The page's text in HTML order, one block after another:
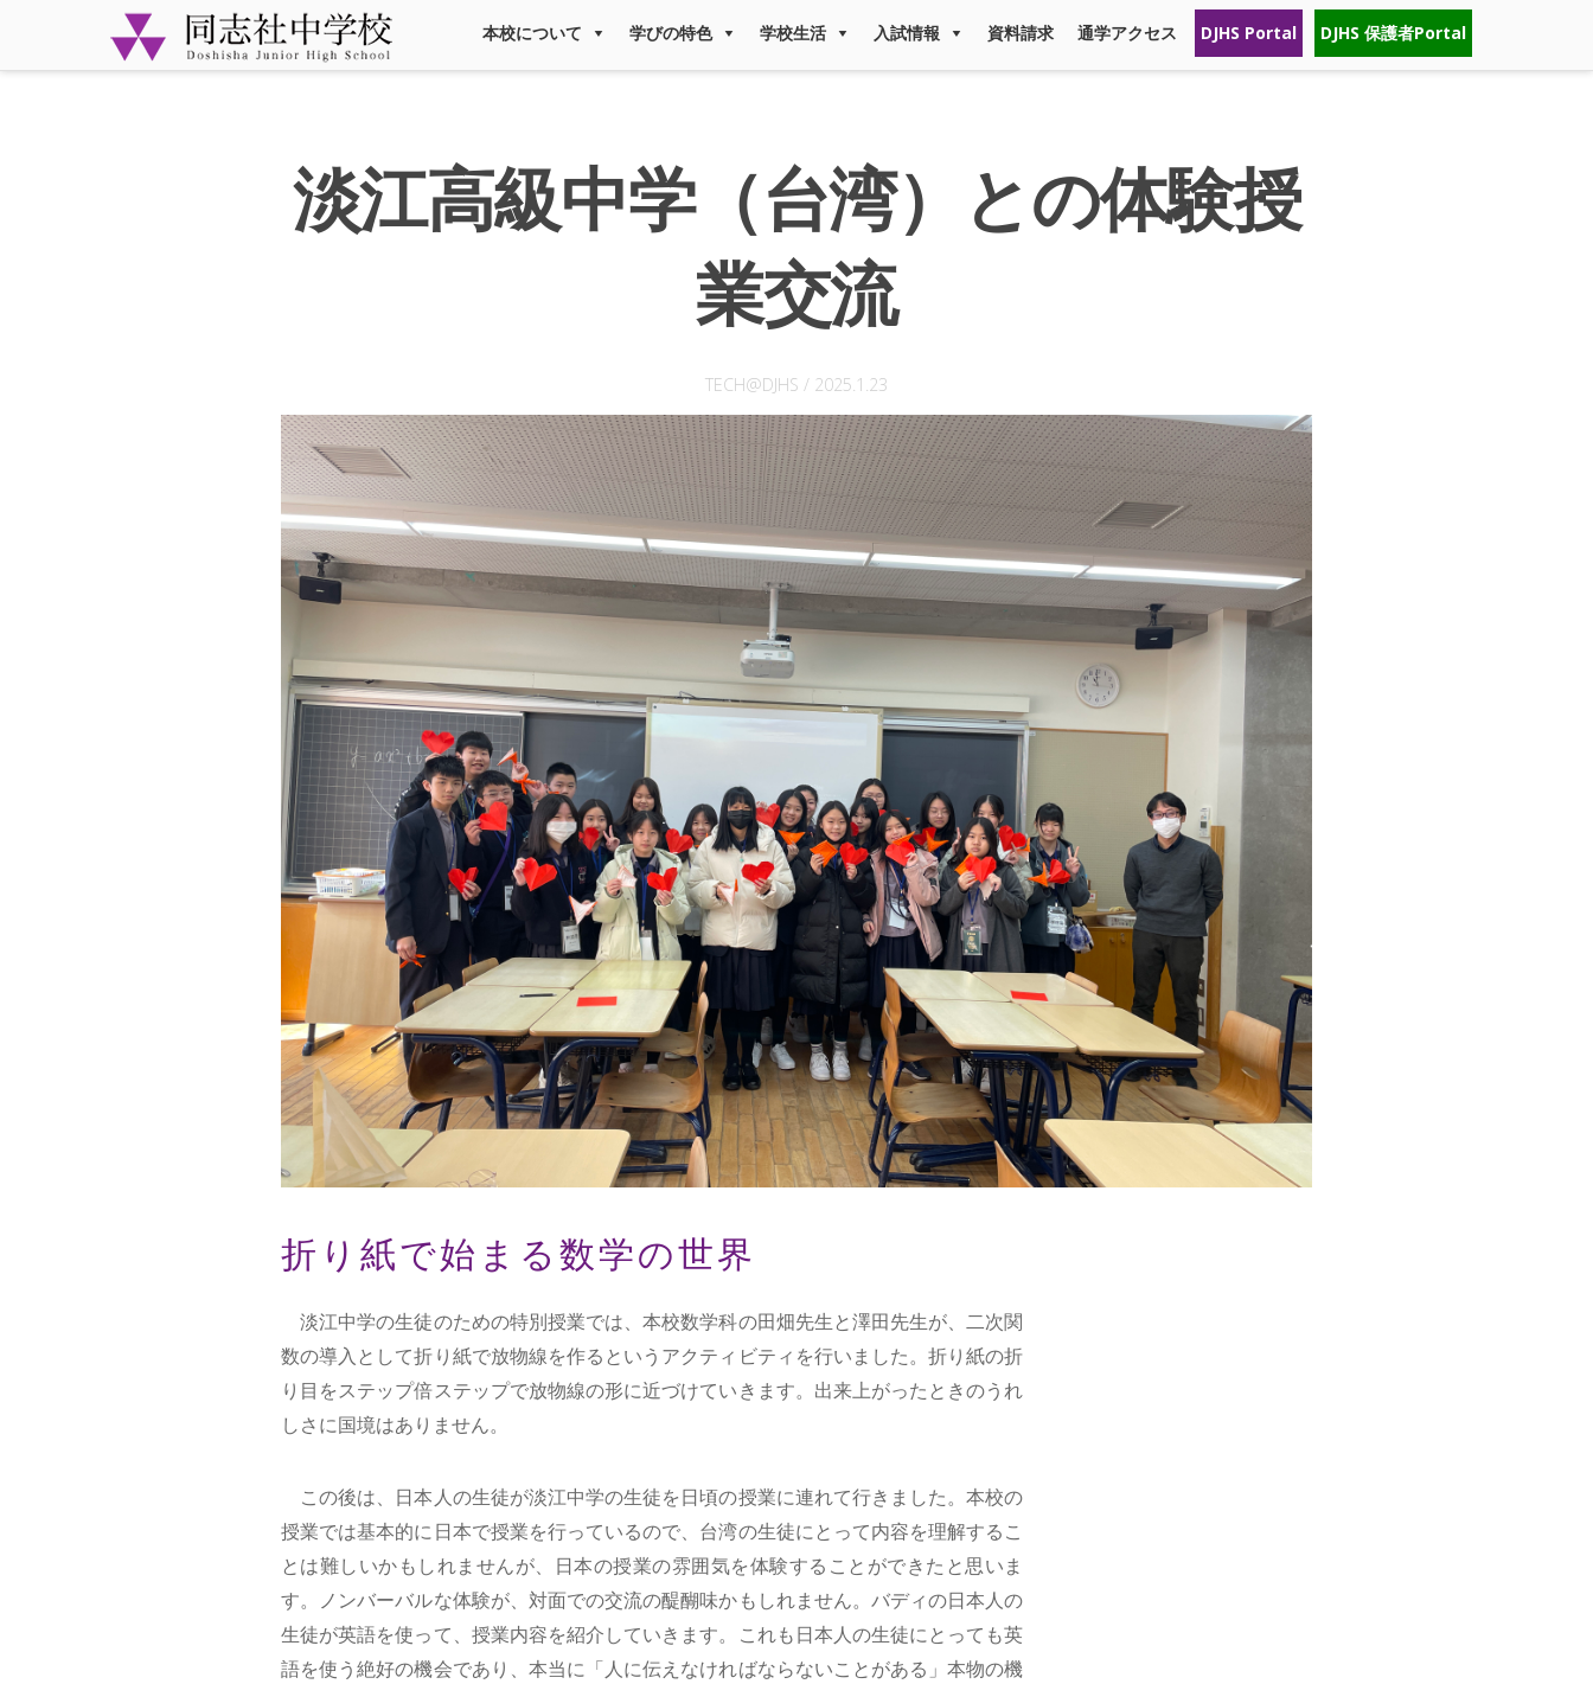
本校について 学びの特色 学校生活 入試情報 資料請求 通学アクセス DJHS Portal DJHS 保護者Portal
淡江高級中学（台湾）との体験授
業交流
TECH@DJHS / 2025.1.23
折り紙で始まる数学の世界
淡江中学の生徒のための特別授業では、本校数学科の田畑先生と澤田先生が、二次関
数の導入として折り紙で放物線を作るというアクティビティを行いました。折り紙の折
り目をステップ倍ステップで放物線の形に近づけていきます。出来上がったときのうれ
しさに国境はありません。
この後は、日本人の生徒が淡江中学の生徒を日頃の授業に連れて行きました。本校の
授業では基本的に日本で授業を行っているので、台湾の生徒にとって内容を理解するこ
とは難しいかもしれませんが、日本の授業の雰囲気を体験することができたと思いま
す。ノンバーバルな体験が、対面での交流の醍醐味かもしれません。バディの日本人の
生徒が英語を使って、授業内容を紹介していきます。これも日本人の生徒にとっても英
語を使う絶好の機会であり、本当に「人に伝えなければならないことがある」本物の機